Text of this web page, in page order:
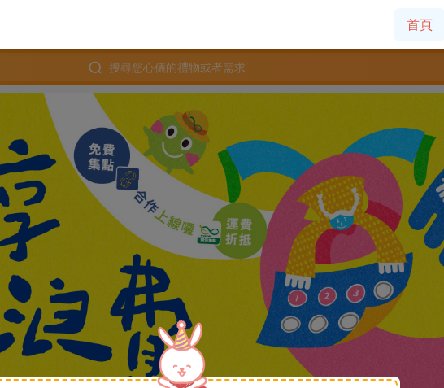
首頁
搜尋您心儀的禮物或者需求